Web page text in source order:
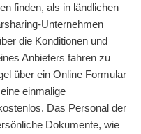
finden, als in ländlichen
Unternehmen
die Konditionen und
Anbieters fahren zu
über ein Online Formular
einmalige
Das Personal der
Dokumente, wie